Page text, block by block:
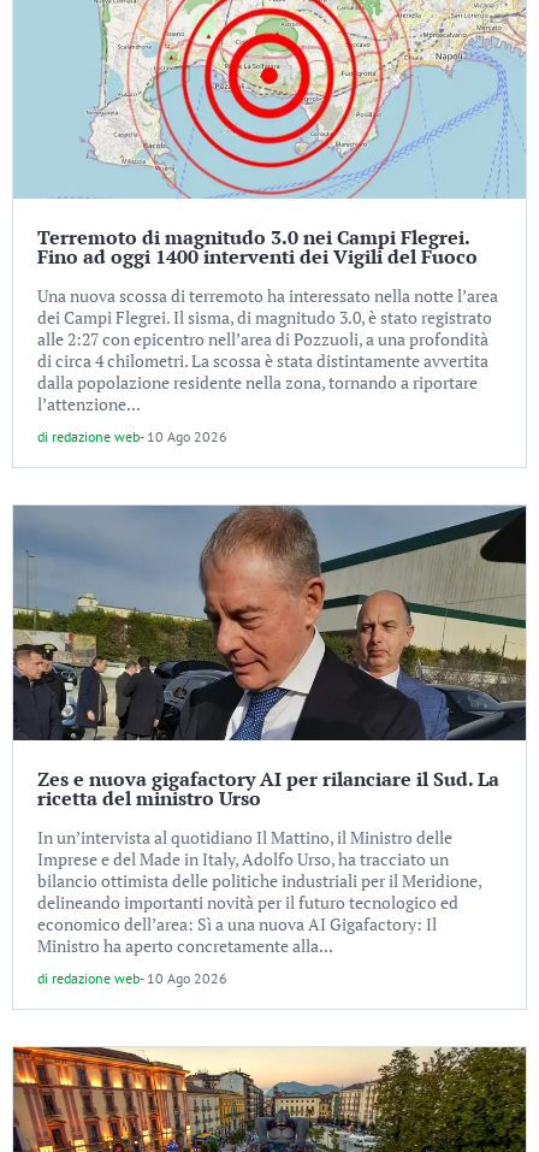
Terremoto di magnitudo 3.0 nei Campi Flegrei.
Fino ad oggi 1400 interventi dei Vigili del Fuoco
Una nuova scossa di terremoto ha interessato nella notte l’area
dei Campi Flegrei. Il sisma, di magnitudo 3.0, è stato registrato
alle 2:27 con epicentro nell’area di Pozzuoli, a una profondità
di circa 4 chilometri. La scossa è stata distintamente avvertita
dalla popolazione residente nella zona, tornando a riportare
l’attenzione...
di redazione web- 10 Ago 2026
Zes e nuova gigafactory AI per rilanciare il Sud. La
ricetta del ministro Urso
In un’intervista al quotidiano Il Mattino, il Ministro delle
Imprese e del Made in Italy, Adolfo Urso, ha tracciato un
bilancio ottimista delle politiche industriali per il Meridione,
delineando importanti novità per il futuro tecnologico ed
economico dell’area: Sì a una nuova AI Gigafactory: Il
Ministro ha aperto concretamente alla...
di redazione web- 10 Ago 2026